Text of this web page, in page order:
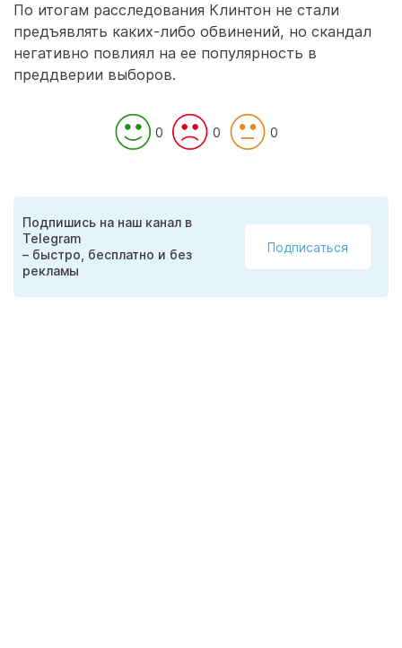
По итогам расследования Клинтон не стали
предъявлять каких-либо обвинений, но скандал
негативно повлиял на ее популярность в
преддверии выборов.
0 0 0
Подпишись на наш канал в
Telegram
– быстро, бесплатно и без
рекламы
Подписаться